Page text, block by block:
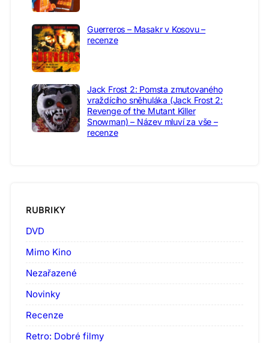
Guerreros – Masakr v Kosovu –
recenze
Jack Frost 2: Pomsta zmutovaného
vraždícího sněhuláka (Jack Frost 2:
Revenge of the Mutant Killer
Snowman) – Název mluví za vše –
recenze
RUBRIKY
DVD
Mimo Kino
Nezařazené
Novinky
Recenze
Retro: Dobré filmy